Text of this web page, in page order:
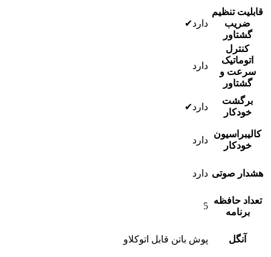
قابلیت تنظیم
ضریب
گشتاور
دارد✔
کنترل
اتوماتیک
سرعت و
گشتاور
دارد
برگشت
خودکار
دارد✔
کالیبراسیون
خودکار
دارد
هشدار صوتی دارد
تعداد حافظه
برنامه
5
آنگل پوش باتن قابل اتوکلاو